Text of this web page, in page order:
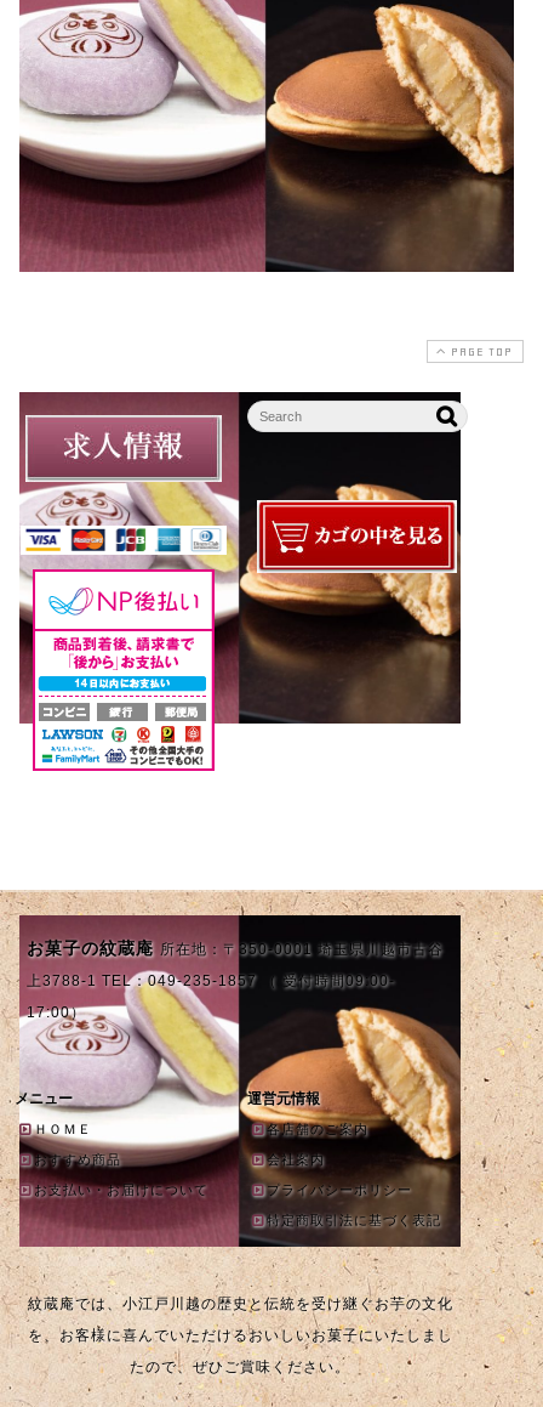
PAGE TOP
お菓子の紋蔵庵 所在地：〒350-0001 埼玉県川越市古谷
上3788-1 TEL：049-235-1857 （ 受付時間09:00-
17:00）
メニュー
ＨＯＭＥ
おすすめ商品
お支払い・お届けについて
運営元情報
各店舗のご案内
会社案内
プライバシーポリシー
特定商取引法に基づく表記
紋蔵庵では、小江戸川越の歴史と伝統を受け継ぐお芋の文化
を、お客様に喜んでいただけるおいしいお菓子にいたしまし
たので、ぜひご賞味ください。